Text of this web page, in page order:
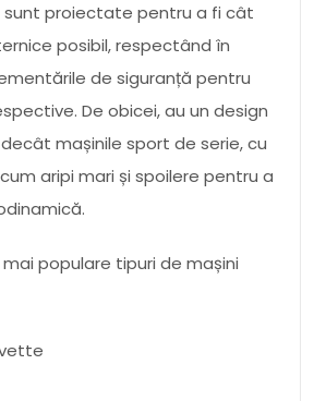
sunt proiectate pentru a fi cât
posibil, respectând în
de siguranță pentru
De obicei, au un design
mașinile sport de serie, cu
aripi mari și spoilere pentru a
populare tipuri de mașini